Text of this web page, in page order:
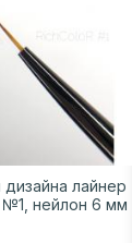
лайнер
№1, нейлон 6 мм